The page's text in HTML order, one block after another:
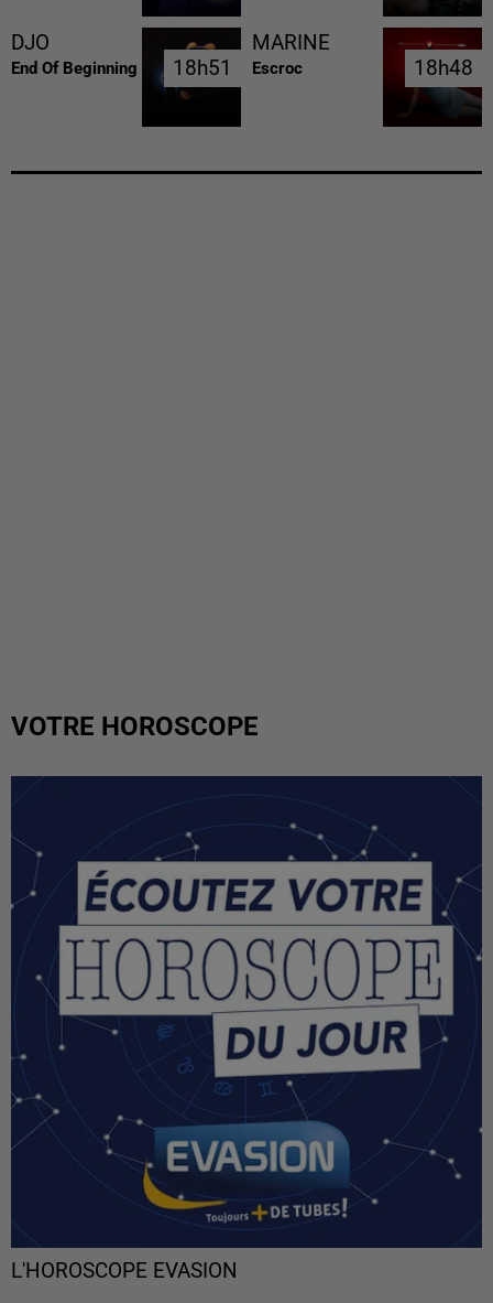
DJO
End Of Beginning 18h51
18h51
MARINE
Escroc 18h48
18h48
VOTRE HOROSCOPE
L'HOROSCOPE EVASION